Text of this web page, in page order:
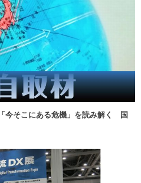
今そこにある危機」を読み解く 国